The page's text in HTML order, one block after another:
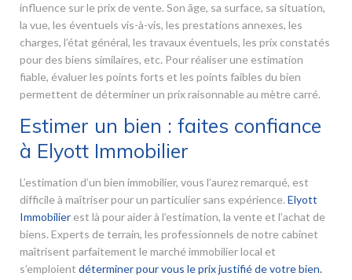
influence sur le prix de vente. Son âge, sa surface, sa situation,
la vue, les éventuels vis-à-vis, les prestations annexes, les
charges, l’état général, les travaux éventuels, les prix constatés
pour des biens similaires, etc. Pour réaliser une estimation
fiable, évaluer les points forts et les points faibles du bien
permettent de déterminer un prix raisonnable au mètre carré.
Estimer un bien : faites confiance
à Elyott Immobilier
L’estimation d’un bien immobilier, vous l’aurez remarqué, est
difficile à maîtriser pour un particulier sans expérience. Elyott
Immobilier est là pour aider à l’estimation, la vente et l’achat de
biens. Experts de terrain, les professionnels de notre cabinet
maîtrisent parfaitement le marché immobilier local et
s’emploient déterminer pour vous le prix justifié de votre bien.